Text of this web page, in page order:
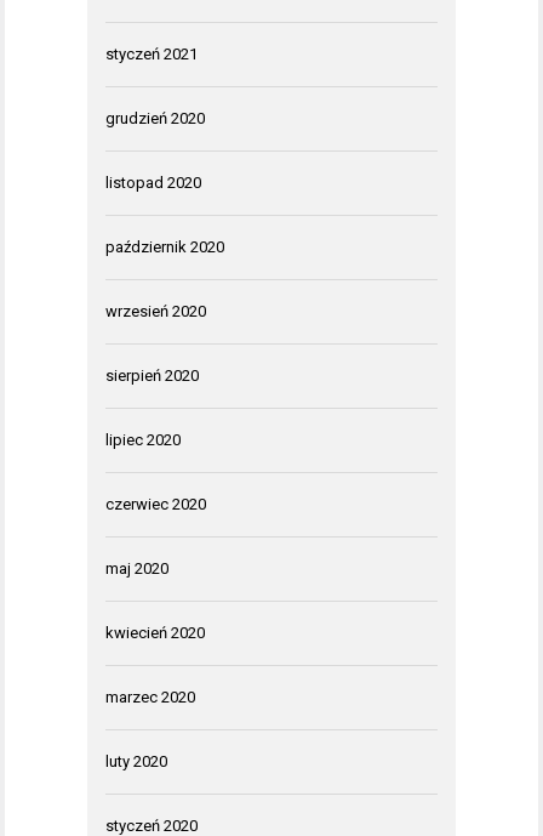
styczeń 2021
grudzień 2020
listopad 2020
październik 2020
wrzesień 2020
sierpień 2020
lipiec 2020
czerwiec 2020
maj 2020
kwiecień 2020
marzec 2020
luty 2020
styczeń 2020